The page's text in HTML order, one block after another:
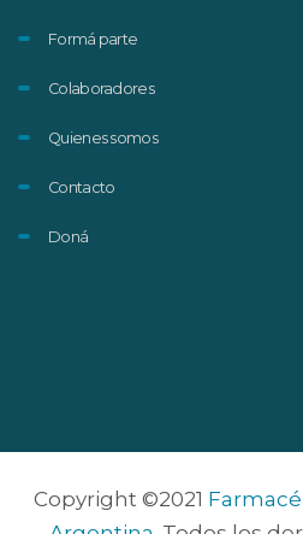
Formá parte
Colaboradores
Quienes somos
Contacto
Doná
Copyright ©2021